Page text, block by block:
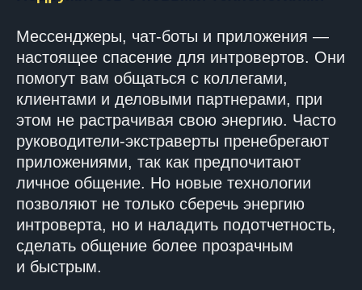
Мессенджеры, чат-боты и приложения —
настоящее спасение для интровертов. Они
помогут вам общаться с коллегами,
клиентами и деловыми партнерами, при
этом не растрачивая свою энергию. Часто
руководители-экстраверты пренебрегают
приложениями, так как предпочитают
личное общение. Но новые технологии
позволяют не только сберечь энергию
интроверта, но и наладить подотчетность,
сделать общение более прозрачным
и быстрым.